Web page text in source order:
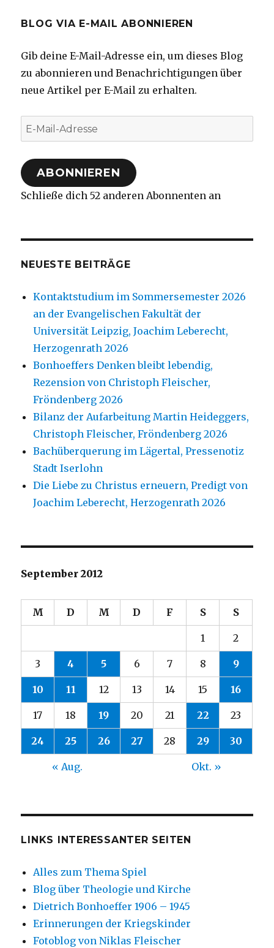
BLOG VIA E-MAIL ABONNIEREN
Gib deine E-Mail-Adresse ein, um dieses Blog
zu abonnieren und Benachrichtigungen über
neue Artikel per E-Mail zu erhalten.
E-
Mail-
Adresse
ABONNIEREN
Schließe dich 52 anderen Abonnenten an
NEUESTE BEITRÄGE
Kontaktstudium im Sommersemester 2026
an der Evangelischen Fakultät der
Universität Leipzig, Joachim Leberecht,
Herzogenrath 2026
Bonhoeffers Denken bleibt lebendig,
Rezension von Christoph Fleischer,
Fröndenberg 2026
Bilanz der Aufarbeitung Martin Heideggers,
Christoph Fleischer, Fröndenberg 2026
Bachüberquerung im Lägertal, Pressenotiz
Stadt Iserlohn
Die Liebe zu Christus erneuern, Predigt von
Joachim Leberecht, Herzogenrath 2026
September 2012
M D M D F S S
1 2
3 4 5 6 7 8 9
10 11 12 13 14 15 16
17 18 19 20 21 22 23
24 25 26 27 28 29 30
« Aug. Okt. »
LINKS INTERESSANTER SEITEN
Alles zum Thema Spiel
Blog über Theologie und Kirche
Dietrich Bonhoeffer 1906 – 1945
Erinnerungen der Kriegskinder
Fotoblog von Niklas Fleischer